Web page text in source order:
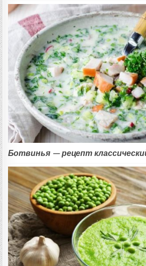
Ботвинья — рецепт